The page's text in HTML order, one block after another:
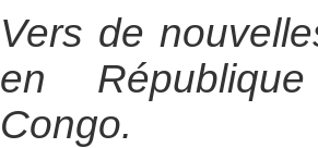
Vers de
en
Congo.